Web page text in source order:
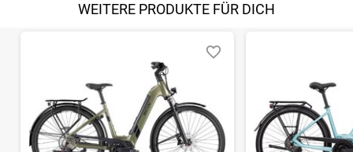
WEITERE PRODUKTE FÜR DICH